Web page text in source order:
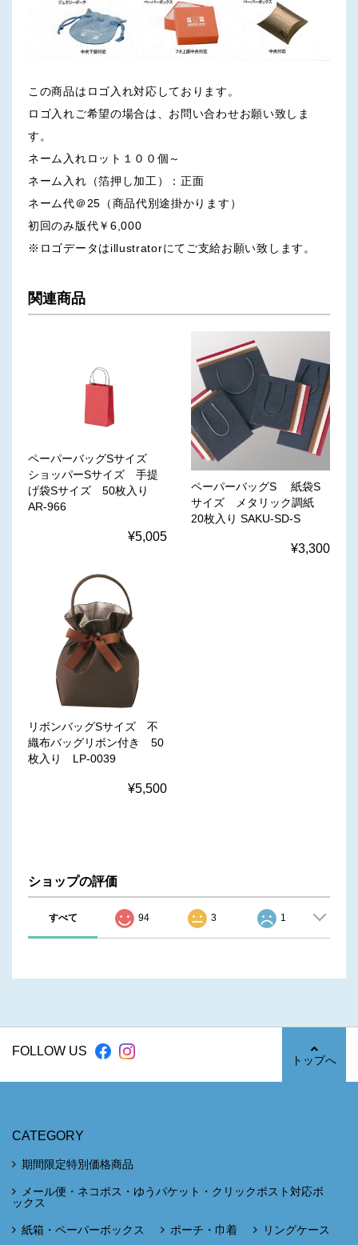
この商品はロゴ入れ対応しております。
ロゴ入れご希望の場合は、お問い合わせお願い致しま
す。
ネーム入れロット１００個～
ネーム入れ（箔押し加工）：正面
ネーム代＠25（商品代別途掛かります）
初回のみ版代￥6,000
※ロゴデータはillustratorにてご支給お願い致します。
関連商品
ペーパーバッグSサイズ
ショッパーSサイズ 手提
げ袋Sサイズ 50枚入り
AR-966
¥5,005
ペーパーバッグS 紙袋S
サイズ メタリック調紙
20枚入り SAKU-SD-S
¥3,300
リボンバッグSサイズ 不
織布バッグリボン付き 50
枚入り LP-0039
¥5,500
ショップの評価
すべて 94 3 1
FOLLOW US
トップへ
CATEGORY
期間限定特別価格商品
メール便・ネコポス・ゆうパケット・クリックポスト対応ボ
ックス
紙箱・ペーパーボックス ポーチ・巾着 リングケース